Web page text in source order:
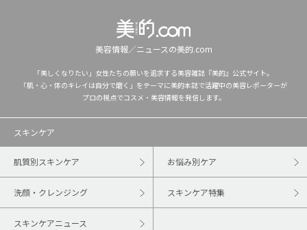
美容情報／ニュースの美的.com
「美しくなりたい」女性たちの願いを追求する美容雑誌『美的』公式サイト。
「肌・心・体のキレイは自分で磨く」をテーマに美的本誌で活躍中の美容レポーターが
プロの視点でコスメ・美容情報を発信します。
スキンケア
肌質別スキンケア お悩み別ケア
洗顔・クレンジング スキンケア特集
スキンケアニュース